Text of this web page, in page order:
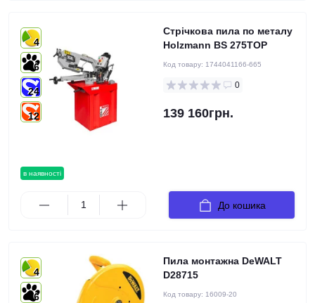
в наявності
4
6
24
12
Стрічкова пила по металу
Holzmann BS 275TOP
Код товару: 1744041166-665
0
139 160грн.
До кошика
4
6
Пила монтажна DeWALT
D28715
Код товару: 16009-20